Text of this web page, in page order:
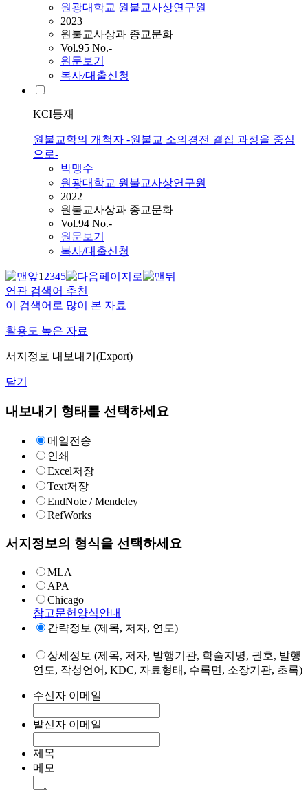
원광대학교 원불교사상연구원
2023
원불교사상과 종교문화
Vol.95 No.-
원문보기
복사/대출신청
KCI등재
원불교학의 개척자 -원불교 소의경전 결집 과정을 중심
으로-
박맹수
원광대학교 원불교사상연구원
2022
원불교사상과 종교문화
Vol.94 No.-
원문보기
복사/대출신청
12345
연관 검색어 추천
이 검색어로 많이 본 자료
활용도 높은 자료
서지정보 내보내기(Export)
닫기
내보내기 형태를 선택하세요
메일전송
인쇄
Excel저장
Text저장
EndNote / Mendeley
RefWorks
서지정보의 형식을 선택하세요
MLA
APA
Chicago
참고문헌양식안내
간략정보 (제목, 저자, 연도)
상세정보 (제목, 저자, 발행기관, 학술지명, 권호, 발행
연도, 작성언어, KDC, 자료형태, 수록면, 소장기관, 초록)
수신자 이메일
발신자 이메일
제목
메모